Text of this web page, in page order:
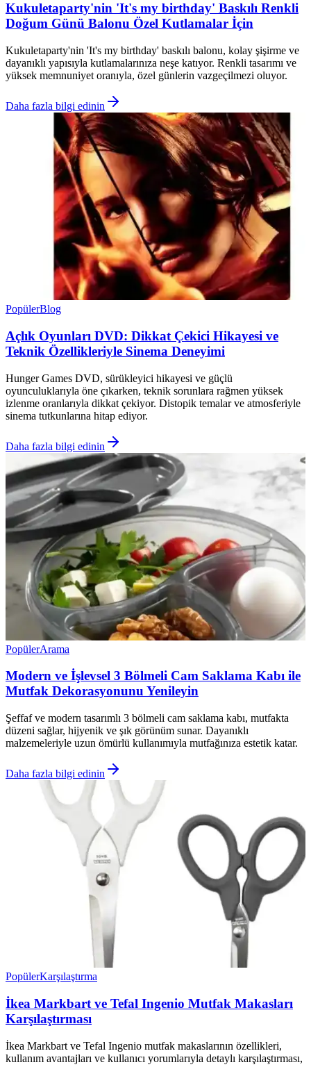
Kukuletaparty'nin 'It's my birthday' Baskılı Renkli
Doğum Günü Balonu Özel Kutlamalar İçin
Kukuletaparty'nin 'It's my birthday' baskılı balonu, kolay şişirme ve
dayanıklı yapısıyla kutlamalarınıza neşe katıyor. Renkli tasarımı ve
yüksek memnuniyet oranıyla, özel günlerin vazgeçilmezi oluyor.
Daha fazla bilgi edinin
PopülerBlog
Açlık Oyunları DVD: Dikkat Çekici Hikayesi ve
Teknik Özellikleriyle Sinema Deneyimi
Hunger Games DVD, sürükleyici hikayesi ve güçlü
oyunculuklarıyla öne çıkarken, teknik sorunlara rağmen yüksek
izlenme oranlarıyla dikkat çekiyor. Distopik temalar ve atmosferiyle
sinema tutkunlarına hitap ediyor.
Daha fazla bilgi edinin
PopülerArama
Modern ve İşlevsel 3 Bölmeli Cam Saklama Kabı ile
Mutfak Dekorasyonunu Yenileyin
Şeffaf ve modern tasarımlı 3 bölmeli cam saklama kabı, mutfakta
düzeni sağlar, hijyenik ve şık görünüm sunar. Dayanıklı
malzemeleriyle uzun ömürlü kullanımıyla mutfağınıza estetik katar.
Daha fazla bilgi edinin
PopülerKarşılaştırma
İkea Markbart ve Tefal Ingenio Mutfak Makasları
Karşılaştırması
İkea Markbart ve Tefal Ingenio mutfak makaslarının özellikleri,
kullanım avantajları ve kullanıcı yorumlarıyla detaylı karşılaştırması,